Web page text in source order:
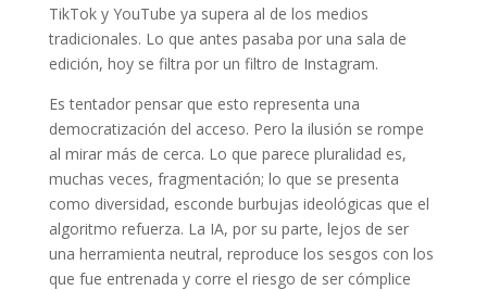
TikTok y YouTube ya supera al de los medios
tradicionales. Lo que antes pasaba por una sala de
edición, hoy se filtra por un filtro de Instagram.
Es tentador pensar que esto representa una
democratización del acceso. Pero la ilusión se rompe
al mirar más de cerca. Lo que parece pluralidad es,
muchas veces, fragmentación; lo que se presenta
como diversidad, esconde burbujas ideológicas que el
algoritmo refuerza. La IA, por su parte, lejos de ser
una herramienta neutral, reproduce los sesgos con los
que fue entrenada y corre el riesgo de ser cómplice